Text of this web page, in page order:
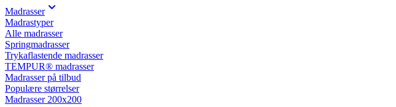
Madrasser
Madrastyper
Alle madrasser
Springmadrasser
Trykaflastende madrasser
TEMPUR® madrasser
Madrasser på tilbud
Populære størrelser
Madrasser 200x200